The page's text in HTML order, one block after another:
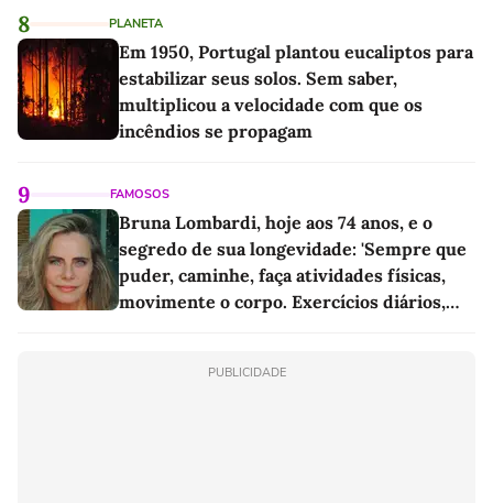
8 PLANETA
Em 1950, Portugal plantou eucaliptos para
estabilizar seus solos. Sem saber,
multiplicou a velocidade com que os
incêndios se propagam
9 FAMOSOS
Bruna Lombardi, hoje aos 74 anos, e o
segredo de sua longevidade: 'Sempre que
puder, caminhe, faça atividades físicas,
movimente o corpo. Exercícios diários,
PUBLICIDADE